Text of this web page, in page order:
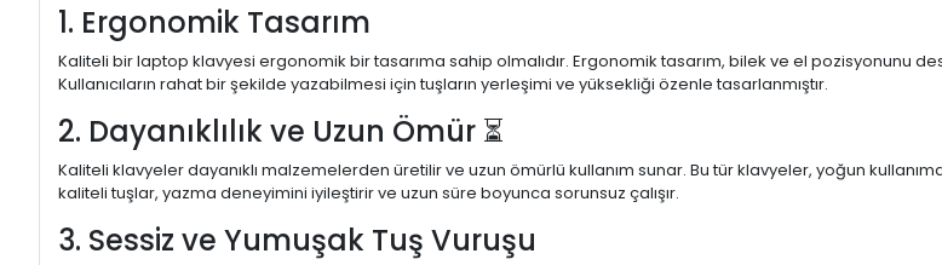
1. Ergonomik Tasarım
Kaliteli bir laptop klavyesi ergonomik bir tasarıma sahip olmalıdır. Ergonomik tasarım, bilek ve el pozisyonunu
Kullanıcıların rahat bir şekilde yazabilmesi için tuşların yerleşimi ve yüksekliği özenle tasarlanmıştır.
2. Dayanıklılık ve Uzun Ömür ⏳
Kaliteli klavyeler dayanıklı malzemelerden üretilir ve uzun ömürlü kullanım sunar. Bu tür klavyeler, yoğun
kaliteli tuşlar, yazma deneyimini iyileştirir ve uzun süre boyunca sorunsuz çalışır.
3. Sessiz ve Yumuşak Tuş Vuruşu